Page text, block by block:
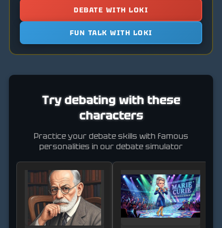
DEBATE WITH LOKI
FUN TALK WITH LOKI
Try debating with these
characters
Practice your debate skills with famous
personalities in our debate simulator